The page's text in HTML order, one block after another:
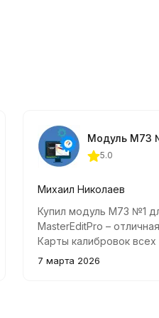
5.0
Михаил Николаев
Купил модуль М73 №1
MasterEditPro –
Карты калибровок
М73 работают
7 марта 2026